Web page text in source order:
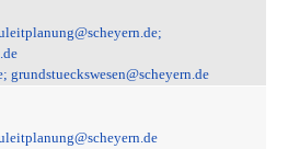
grundstueckswesen@scheyern.de